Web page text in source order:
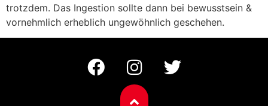
trotzdem. Das Ingestion sollte dann bei bewusstsein &
vornehmlich erheblich ungewöhnlich geschehen.